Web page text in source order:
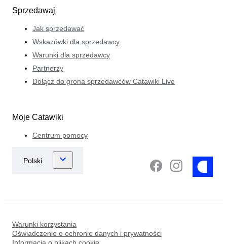
Sprzedawaj
Jak sprzedawać
Wskazówki dla sprzedawcy
Warunki dla sprzedawcy
Partnerzy
Dołącz do grona sprzedawców Catawiki Live
Moje Catawiki
Centrum pomocy
Warunki korzystania
Oświadczenie o ochronie danych i prywatności
Informacja o plikach cookie